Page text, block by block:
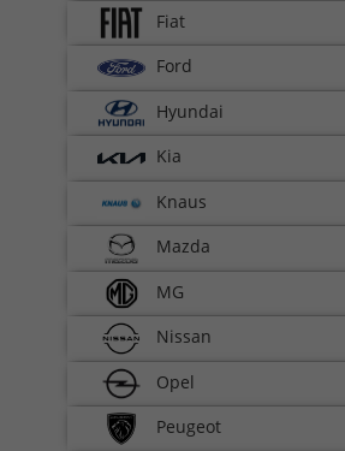
Fiat
Ford
Hyundai
Kia
Knaus
Mazda
MG
Nissan
Opel
Peugeot